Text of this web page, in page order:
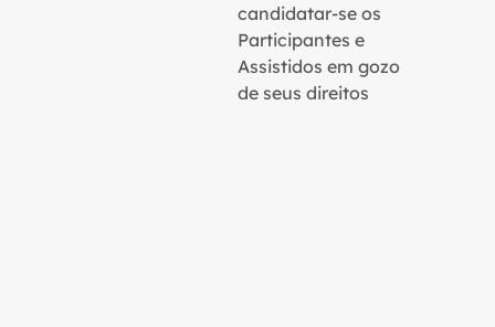
candidatar-se os
Participantes e
Assistidos em gozo
de seus direitos